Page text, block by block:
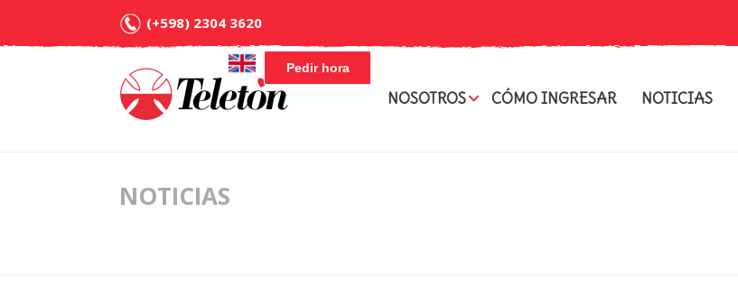
(+598) 2304 3620
Pedir hora
NOSOTROS CÓMO INGRESAR NOTICIAS
NOTICIAS